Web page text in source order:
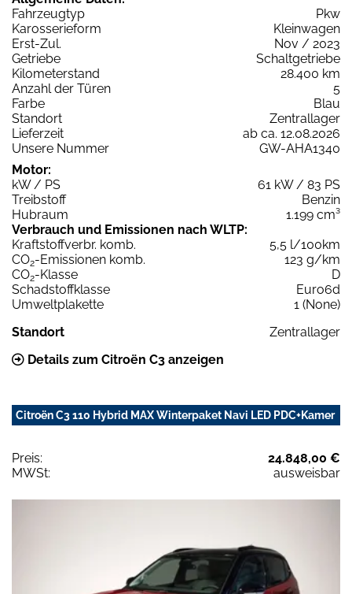
Fahrzeugtyp
Pkw
Karosserieform
Kleinwagen
Erst-Zul.
Nov / 2023
Getriebe
Schaltgetriebe
Kilometerstand
28.400 km
Anzahl der Türen
5
Farbe
Blau
Standort
Zentrallager
Lieferzeit
ab ca. 12.08.2026
Unsere Nummer
GW-AHA1340
Motor:
kW / PS
61 kW / 83 PS
Treibstoff
Benzin
Hubraum
1.199 cm³
Verbrauch und Emissionen nach WLTP:
Kraftstoffverbr. komb.
5,5 l/100km
CO2-Emissionen komb.
123 g/km
CO2-Klasse
D
Schadstoffklasse
Euro6d
Umweltplakette
1 (None)
Standort
Zentrallager
Details zum Citroën C3 anzeigen
Citroën C3 110 Hybrid MAX Winterpaket Navi LED PDC+Kamer
Preis:
24.848,00 €
MWSt:
ausweisbar